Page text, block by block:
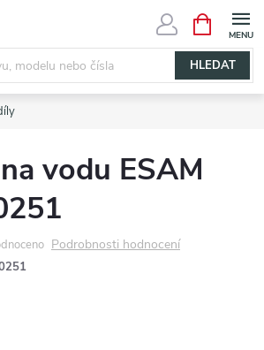
HLEDAT
NÁKUPNÍ
KOŠÍK
vodu ESAM
Podrobnosti hodnocení